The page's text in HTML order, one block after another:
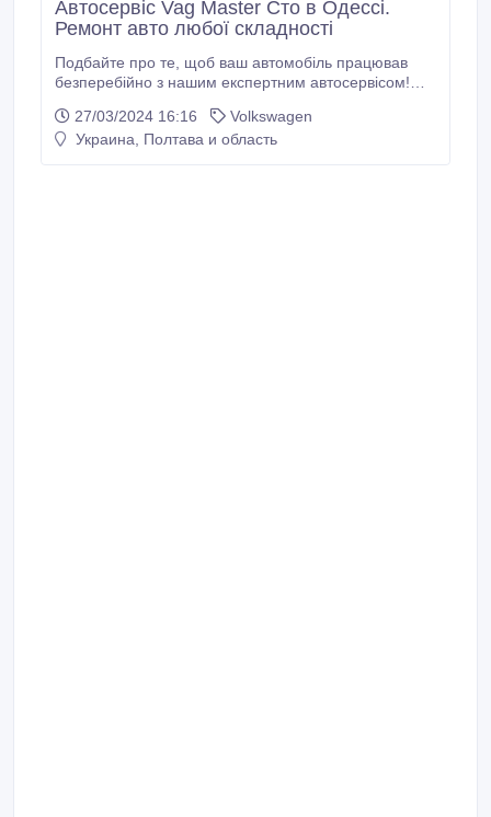
Автосервіс Vag Master Сто в Одессі.
Ремонт авто любої складності
Подбайте про те, щоб ваш автомобіль працював
безперебійно з нашим експертним автосервісом!
чекайте, поки щось піде не так – забезпечте
безперебійну роботу вашого автомобіля з нашим
27/03/2024 16:16
Volkswagen
Украина, Полтава и область